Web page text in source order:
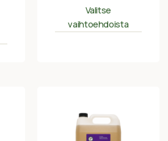
Valitse
vaihtoehdoista